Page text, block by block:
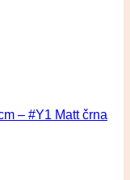
– #Y1 Matt črna